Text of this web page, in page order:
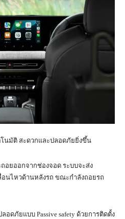
นมัติ สะดวกและปลอดภัยยิ่งขึ้น
อยออกจากช่องจอด ระบบจะส่ง
นไหวด้านหลังรถ ขณะกำลังถอยรถ
ดภัยแบบ Passive safety ด้วยการติดตั้ง